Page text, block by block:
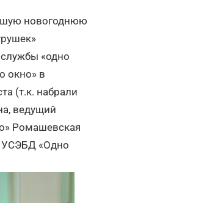
новогоднюю
«одно
окно» в
(т.к. набрали
ведущий
Ромашевская
УСЭБД «Одно